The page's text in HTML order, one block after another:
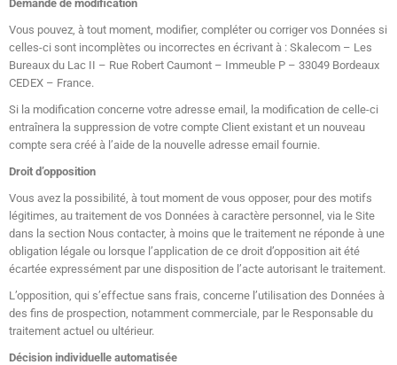
Demande de modification
Vous pouvez, à tout moment, modifier, compléter ou corriger vos Données si
celles-ci sont incomplètes ou incorrectes en écrivant à : Skalecom – Les
Bureaux du Lac II – Rue Robert Caumont – Immeuble P – 33049 Bordeaux
CEDEX – France.
Si la modification concerne votre adresse email, la modification de celle-ci
entraînera la suppression de votre compte Client existant et un nouveau
compte sera créé à l’aide de la nouvelle adresse email fournie.
Droit d’opposition
Vous avez la possibilité, à tout moment de vous opposer, pour des motifs
légitimes, au traitement de vos Données à caractère personnel, via le Site
dans la section Nous contacter, à moins que le traitement ne réponde à une
obligation légale ou lorsque l’application de ce droit d’opposition ait été
écartée expressément par une disposition de l’acte autorisant le traitement.
L’opposition, qui s’effectue sans frais, concerne l’utilisation des Données à
des fins de prospection, notamment commerciale, par le Responsable du
traitement actuel ou ultérieur.
Décision individuelle automatisée